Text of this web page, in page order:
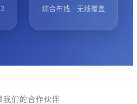
综合布线 · 无线覆盖
我们的合作伙伴